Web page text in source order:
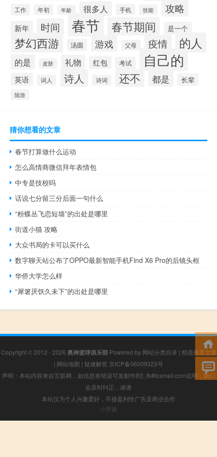
工作 年初 年龄 很多人 手机 技能 攻略
新年 时间 春节 春节期间 是一个
梦幻西游 汤圆 游戏 父母 疫情 的人
的是 皮肤 礼物 红包 考试 自己的
英语 词人 诗人 诗词 还不 都是 长辈
陆游
猜你想看的文章
春节打算做什么运动
怎么高情商微信拜年表情包
中专是技校吗
话说七分留三分后面一句什么
“粉蝶丛飞恋短墙”的出处是哪里
街道小猫 攻略
大众书局的卡可以买什么
数字聊天站公布了OPPO最新智能手机Find X6 Pro的后镜头框
华侨大学怎么样
“犀箸厌饫久未下”的出处是哪里
Copyright © 2012 - 2026 奥神篮球俱乐部Powered by 网站分类目录 | 精选推荐文章
| 网站地图 | 疑难解答 京ICP备06009323号
声明：本站内容来自互联网，如信息有错误可发邮件到f_fb#foxmail.com说明，我们
会及时纠正，谢谢
本站仅为个人兴趣爱好，不接盈利性广告及商业合作
小男孩